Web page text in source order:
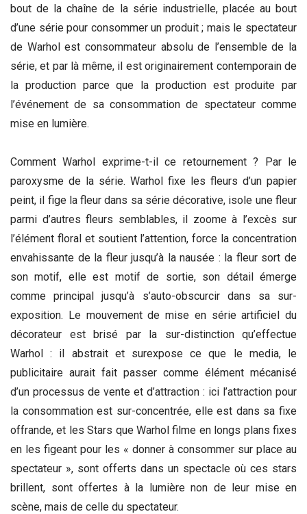
bout de la chaîne de la série industrielle, placée au bout
d’une série pour consommer un produit ; mais le spectateur
de Warhol est consommateur absolu de l’ensemble de la
série, et par là même, il est originairement contemporain de
la production parce que la production est produite par
l’événement de sa consommation de spectateur comme
mise en lumière.
Comment Warhol exprime-t-il ce retournement ? Par le
paroxysme de la série. Warhol fixe les fleurs d’un papier
peint, il fige la fleur dans sa série décorative, isole une fleur
parmi d’autres fleurs semblables, il zoome à l’excès sur
l’élément floral et soutient l’attention, force la concentration
envahissante de la fleur jusqu’à la nausée : la fleur sort de
son motif, elle est motif de sortie, son détail émerge
comme principal jusqu’à s’auto-obscurcir dans sa sur-
exposition. Le mouvement de mise en série artificiel du
décorateur est brisé par la sur-distinction qu’effectue
Warhol : il abstrait et surexpose ce que le media, le
publicitaire aurait fait passer comme élément mécanisé
d’un processus de vente et d’attraction : ici l’attraction pour
la consommation est sur-concentrée, elle est dans sa fixe
offrande, et les Stars que Warhol filme en longs plans fixes
en les figeant pour les « donner à consommer sur place au
spectateur », sont offerts dans un spectacle où ces stars
brillent, sont offertes à la lumière non de leur mise en
scène, mais de celle du spectateur.